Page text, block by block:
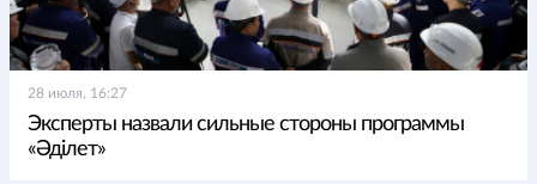
28 июля, 16:27
Эксперты назвали сильные стороны программы
«Әділет»